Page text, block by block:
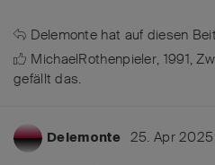
Delemonte hat auf diesen
MichaelRothenpieler, 1991,
gefällt das.
Delemonte 25. Apr 2025